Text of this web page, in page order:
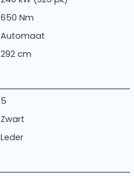
650 Nm
Automaat
292 cm
5
Zwart
Leder